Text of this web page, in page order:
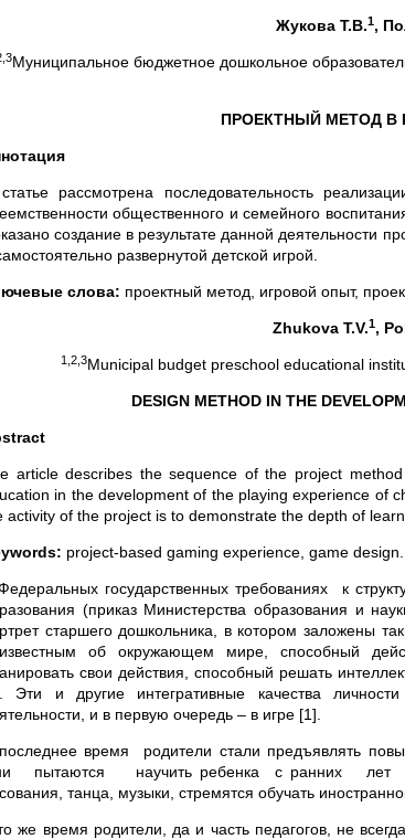
Жукова Т.В.1,
Муниципальное бюджетное дошкольное
ПРОЕКТНЫЙ МЕТОД В
рассмотрена последовательность
общественного и семейного
создание в результате данной деятельности
развернутой детской игрой.
слова: проектный метод, игровой опыт,
Zhukova T.V.1,
1,2,3Municipal budget preschool educational
DESIGN METHOD IN THE
article describes the sequence of the project
in the development of the playing experience of
activity of the project is to demonstrate the depth of
project-based gaming experience, game design.
государственных требованиях к
(приказ Министерства образования
старшего дошкольника, в котором заложены
об окружающем мире, способный
свои действия, способный решать
Эти и другие интегративные качества
и в первую очередь – в игре [1].
время родители стали предъявлять
пытаются научить ребенка с ранних лет
танца, музыки, стремятся обучать
же время родители, да и часть педагогов, не